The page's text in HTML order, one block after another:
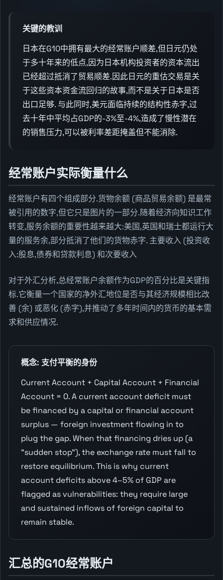
关键的教训
日本在G10中拥有最大的经常账户顺差,但日元仍处
于多十年来的低点,因为日本机构投资者的资本流出
已经超过抵消了贸易顺差.因此日元的重估交易是关
于这些资本资金流回归的故事,而不是关于日本是否
出口足够. 与此同时,美元面临持续的结构性赤字,过
去十年中平均占GDP的-3%至-4%,造成了慢性潜在
的销售压力,可以被利率差距掩盖但不能消除.
经常账户实际衡量什么
经常账户有四个组成部分.货物余额 (商品贸易余额) 是最常
被引用的数字,但它只是图片的一部分.随着经济向知识工作
转变,服务余额的重要性越来越大:美国,英国和瑞士都运行大
量的服务余,部分抵消了他们的货物赤字. 主要收入 (投资收
入:股息,债券和贷款利息) 和次要收入
对于外汇分析,总经常账户余额作为GDP的百分比是关键指
标.它衡量一个国家的净外汇地位是否与其经济规模相比改
善 (余) 或恶化 (赤字),并推动了多年时间内的货币的基本需
求和供应情况.
概念: 支付平衡的身份
Current Account + Capital Account + Financial
Account = 0. A current account deficit must
be financed by a capital or financial account
surplus — foreign investment flowing in to
plug the gap. When that financing dries up (a
"sudden stop"), the exchange rate must fall to
restore equilibrium. This is why current
account deficits above 4–5% of GDP are
flagged as vulnerabilities: they require large
and sustained inflows of foreign capital to
remain stable.
汇总的G10经常账户